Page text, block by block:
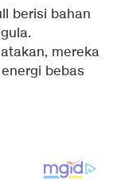
berisi bahan
mereka
bebas